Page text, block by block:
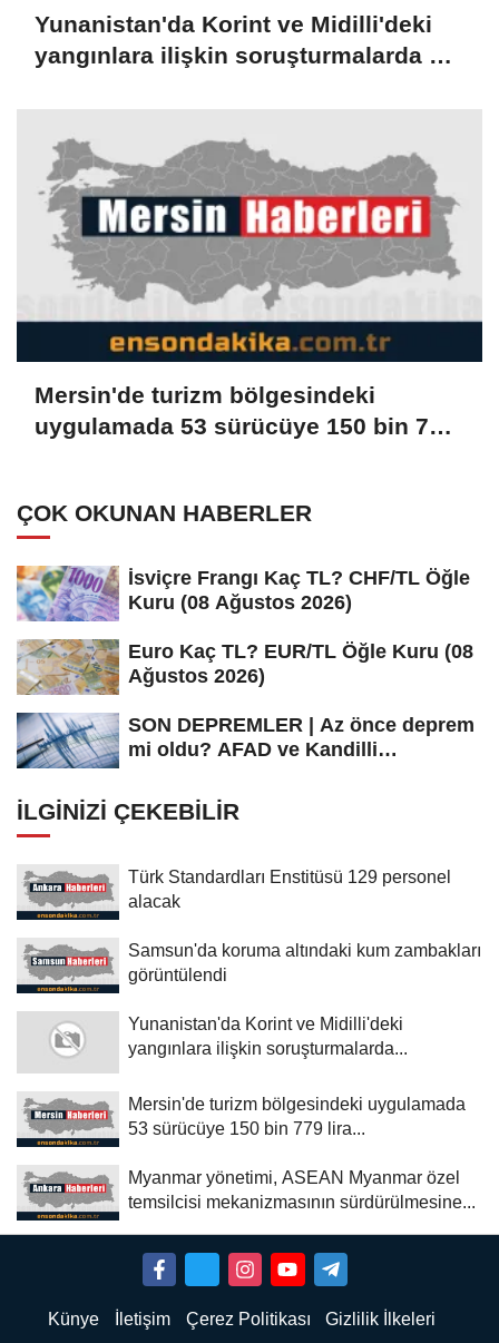
Yunanistan'da Korint ve Midilli'deki
yangınlara ilişkin soruşturmalarda 3
Mersin'de turizm bölgesindeki
uygulamada 53 sürücüye 150 bin 779
ÇOK OKUNAN HABERLER
İsviçre Frangı Kaç TL? CHF/TL Öğle
Kuru (08 Ağustos 2026)
Euro Kaç TL? EUR/TL Öğle Kuru (08
Ağustos 2026)
SON DEPREMLER | Az önce deprem
mi oldu? AFAD ve Kandilli
İLGINIZI ÇEKEBILIR
Türk Standardları Enstitüsü 129 personel
alacak
Samsun'da koruma altındaki kum zambakları
görüntülendi
Yunanistan'da Korint ve Midilli'deki
yangınlara ilişkin soruşturmalarda...
Mersin'de turizm bölgesindeki uygulamada
53 sürücüye 150 bin 779 lira...
Myanmar yönetimi, ASEAN Myanmar özel
temsilcisi mekanizmasının sürdürülmesine...
Künye İletişim Çerez Politikası Gizlilik İlkeleri